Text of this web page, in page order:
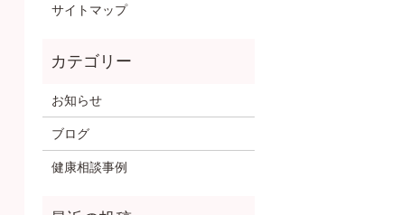
サイトマップ
お知らせ
ブログ
健康相談事例